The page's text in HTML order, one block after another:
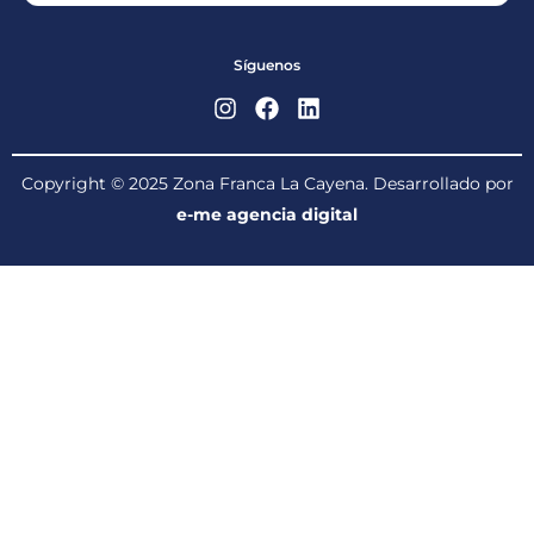
Síguenos
Copyright © 2025 Zona Franca La Cayena. Desarrollado por
e-me agencia digital